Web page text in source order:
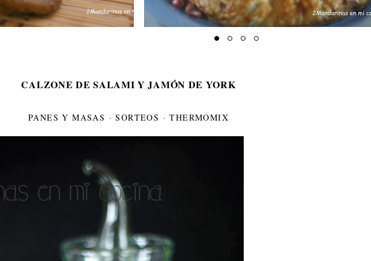
CALZONE DE SALAMI Y JAMÓN DE YORK
PANES Y MASAS ·SORTEOS ·THERMOMIX